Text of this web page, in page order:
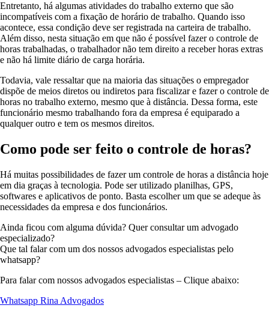
Entretanto, há algumas atividades do trabalho externo que são
incompatíveis com a fixação de horário de trabalho. Quando isso
acontece, essa condição deve ser registrada na carteira de trabalho.
Além disso, nesta situação em que não é possível fazer o controle de
horas trabalhadas, o trabalhador não tem direito a receber horas extras
e não há limite diário de carga horária.
Todavia, vale ressaltar que na maioria das situações o empregador
dispõe de meios diretos ou indiretos para fiscalizar e fazer o controle de
horas no trabalho externo, mesmo que à distância. Dessa forma, este
funcionário mesmo trabalhando fora da empresa é equiparado a
qualquer outro e tem os mesmos direitos.
Como pode ser feito o controle de horas?
Há muitas possibilidades de fazer um controle de horas a distância hoje
em dia graças à tecnologia. Pode ser utilizado planilhas, GPS,
softwares e aplicativos de ponto. Basta escolher um que se adeque às
necessidades da empresa e dos funcionários.
Ainda ficou com alguma dúvida? Quer consultar um advogado
especializado?
Que tal falar com um dos nossos advogados especialistas pelo
whatsapp?
Para falar com nossos advogados especialistas – Clique abaixo:
Whatsapp Rina Advogados